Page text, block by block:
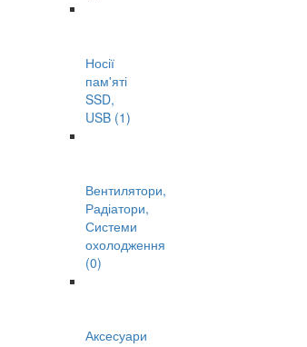
Носії
пам'яті
SSD,
USB (1)
Вентилятори,
Радіатори,
Системи
охолодження
(0)
Аксесуари